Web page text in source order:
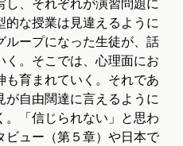
、それぞれが演習問題に
な授業は見違えるように
ループになった生徒が、話
く。そこでは、心理面にお
も育まれていく。それであ
が自由闊達に言えるように
。「信じられない」と思わ
ビュー（第５章）や日本で